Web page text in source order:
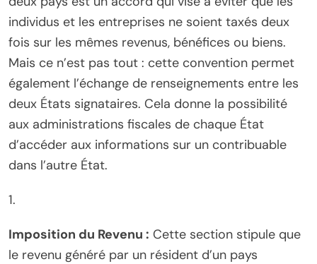
individus et les entreprises ne soient taxés deux
fois sur les mêmes revenus, bénéfices ou biens.
Mais ce n’est pas tout : cette convention permet
également l’échange de renseignements entre les
deux États signataires. Cela donne la possibilité
aux administrations fiscales de chaque État
d’accéder aux informations sur un contribuable
dans l’autre État.
1.
Imposition du Revenu : Cette section stipule que
le revenu généré par un résident d’un pays